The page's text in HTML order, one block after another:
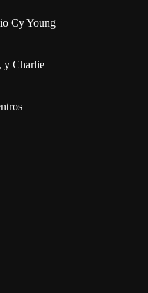
Cy Young
y Charlie